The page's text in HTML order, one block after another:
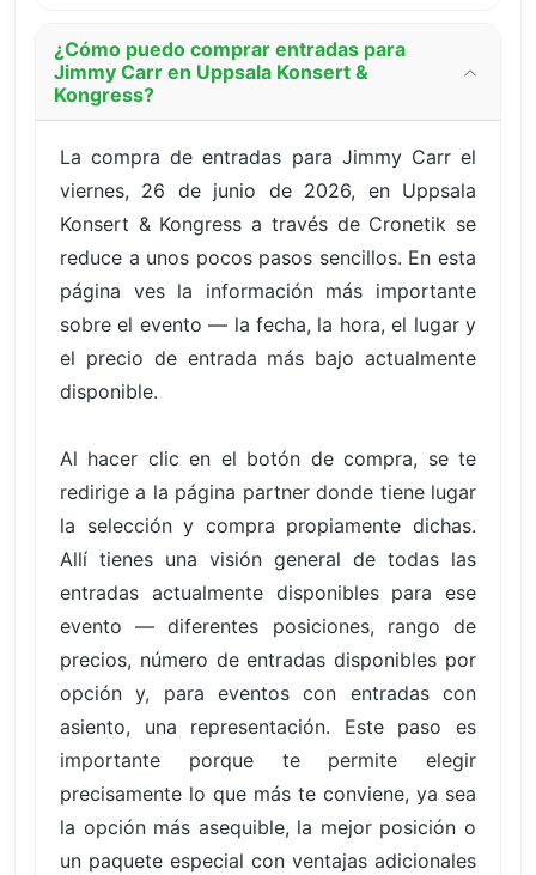
¿Cómo puedo comprar entradas para
Jimmy Carr en Uppsala Konsert &
Kongress?
La compra de entradas para Jimmy Carr el
viernes, 26 de junio de 2026, en Uppsala
Konsert & Kongress a través de Cronetik se
reduce a unos pocos pasos sencillos. En esta
página ves la información más importante
sobre el evento — la fecha, la hora, el lugar y
el precio de entrada más bajo actualmente
disponible.
Al hacer clic en el botón de compra, se te
redirige a la página partner donde tiene lugar
la selección y compra propiamente dichas.
Allí tienes una visión general de todas las
entradas actualmente disponibles para ese
evento — diferentes posiciones, rango de
precios, número de entradas disponibles por
opción y, para eventos con entradas con
asiento, una representación. Este paso es
importante porque te permite elegir
precisamente lo que más te conviene, ya sea
la opción más asequible, la mejor posición o
un paquete especial con ventajas adicionales